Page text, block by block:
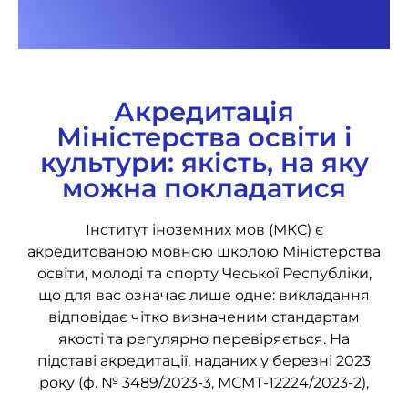
Акредитація
Міністерства освіти і
культури: якість, на яку
можна покладатися
Інститут іноземних мов (МКС) є
акредитованою мовною школою Міністерства
освіти, молоді та спорту Чеської Республіки,
що для вас означає лише одне: викладання
відповідає чітко визначеним стандартам
якості та регулярно перевіряється. На
підставі акредитації, наданих у березні 2023
року (ф. № 3489/2023-3, МСМТ-12224/2023-2),